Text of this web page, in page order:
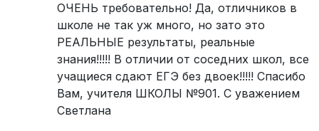
ОЧЕНЬ требовательно! Да, отличников в
школе не так уж много, но зато это
РЕАЛЬНЫЕ результаты, реальные
знания!!!!! В отличии от соседних школ, все
учащиеся сдают ЕГЭ без двоек!!!!! Спасибо
Вам, учителя ШКОЛЫ №901. С уважением
Светлана